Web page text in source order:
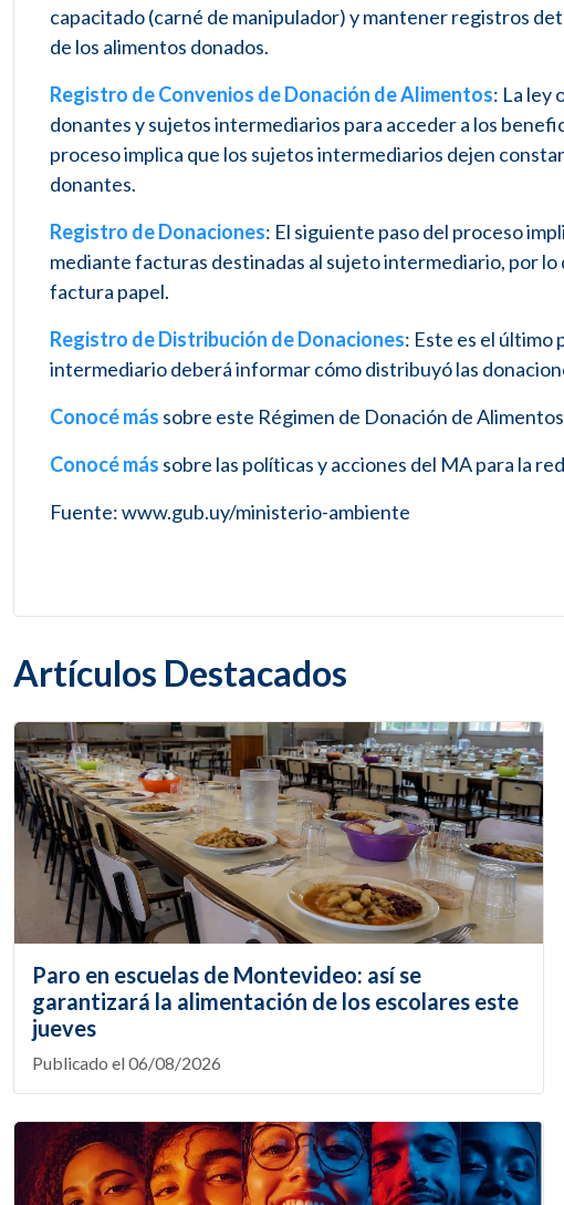
capacitado (carné de manipulador) y mantener registros
de los alimentos donados.
Registro de Convenios de Donación de Alimentos: La ley
donantes y sujetos intermediarios para acceder a los
proceso implica que los sujetos intermediarios dejen
donantes.
Registro de Donaciones: El siguiente paso del proceso
mediante facturas destinadas al sujeto intermediario, por lo
factura papel.
Registro de Distribución de Donaciones: Este es el último
intermediario deberá informar cómo distribuyó las
Conocé más sobre este Régimen de Donación de Alimentos
Conocé más sobre las políticas y acciones del MA para la
Fuente: www.gub.uy/ministerio-ambiente
Artículos Destacados
Paro en escuelas de Montevideo: así se
garantizará la alimentación de los escolares este
jueves
Publicado el 06/08/2026